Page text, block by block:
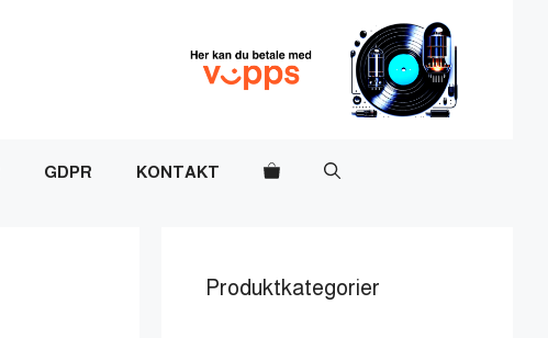
GDPR KONTAKT
Produktkategorier